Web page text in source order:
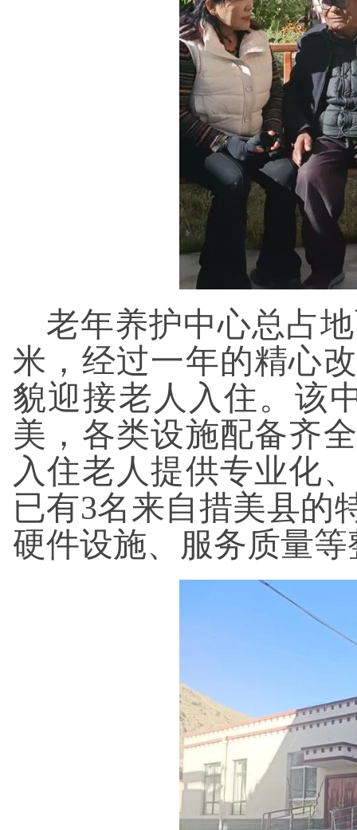
老年养护中心总占
米，经过一年的精心
貌迎接老人入住。该
美，各类设施配备齐
入住老人提供专业化
已有3名来自措美县的
硬件设施、服务质量